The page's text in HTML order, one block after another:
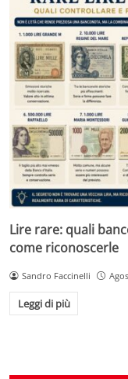
Lire rare: quali
come riconoscerle
Sandro Faccinelli
Leggi di più